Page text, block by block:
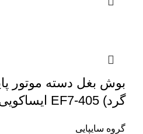
بوش بغل دسته موتور
گرد) 405-EF7 ایساکویی (0302800299)
گروه سایپایی